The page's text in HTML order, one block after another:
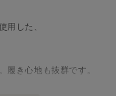
用した、
履き心地も抜群です。